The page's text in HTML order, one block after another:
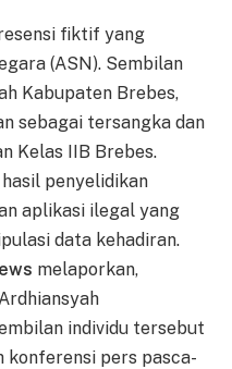
fiktif yang
(ASN). Sembilan
Kabupaten Brebes,
sebagai tersangka dan
Kelas IIB Brebes.
penyelidikan
aplikasi ilegal yang
data kehadiran.
melaporkan,
individu tersebut
konferensi pers pasca-